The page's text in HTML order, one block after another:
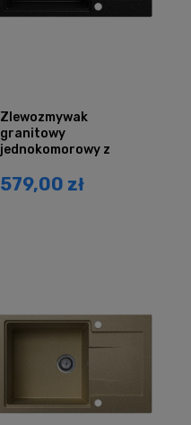
Zlewozmywak
granitowy
jednokomorowy z
czarny grafit
579,00 zł